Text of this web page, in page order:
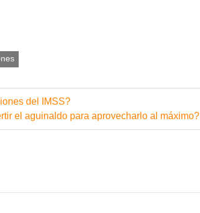
del IMSS?
el aguinaldo para aprovecharlo al máximo?